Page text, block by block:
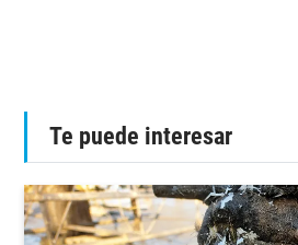
Te puede interesar